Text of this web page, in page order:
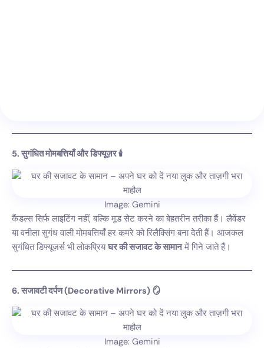
5. सुगंधित मोमबत्तियाँ और डिफ्यूज़र 🕯️
Image: Gemini
कैंडल्स सिर्फ लाइटिंग नहीं, बल्कि मूड सेट करने का बेहतरीन तरीका हैं। लैवेंडर
या वनीला सुगंध वाली मोमबत्तियाँ हर कमरे को रिलैक्सिंग बना देती हैं। आजकल
सुगंधित डिफ्यूज़र्स भी लोकप्रियघर की सजावट के सामानमें गिने जाते हैं।
6. सजावटी दर्पण (Decorative Mirrors) 🪞
Image: Gemini